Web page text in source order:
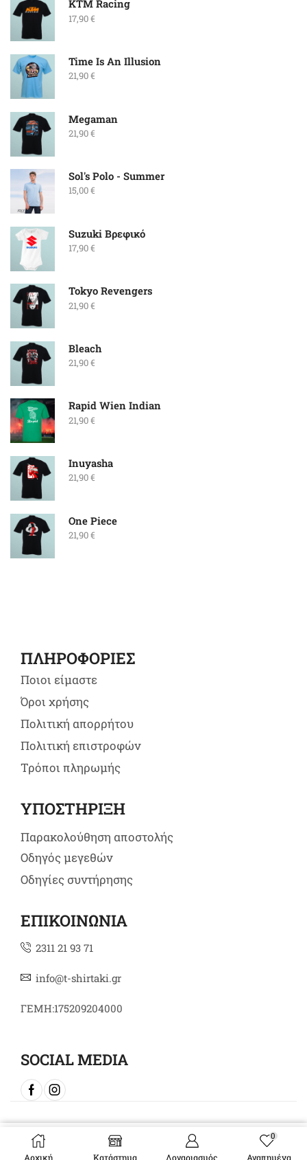
KTM Racing
17,90€
Time Is An Illusion
21,90€
Megaman
21,90€
Sol's Polo - Summer
15,00€
Suzuki Βρεφικό
17,90€
Tokyo Revengers
21,90€
Bleach
21,90€
Rapid Wien Indian
21,90€
Inuyasha
21,90€
One Piece
21,90€
ΠΛΗΡΟΦΟΡΙΕΣ
Ποιοι είμαστε
Όροι χρήσης
Πολιτική απορρήτου
Πολιτική επιστροφών
Τρόποι πληρωμής
ΥΠΟΣΤΗΡΙΞΗ
Παρακολούθηση αποστολής
Οδηγός μεγεθών
Οδηγίες συντήρησης
ΕΠΙΚΟΙΝΩΝΙΑ
2311 21 93 71
info@t-shirtaki.gr
ΓΕΜΗ:175209204000
SOCIAL MEDIA
Αρχική Κατάστημα Λογαριασμός
0
Αγαπημένα